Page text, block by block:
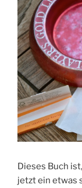
Dieses Buch
jetzt ein etwas